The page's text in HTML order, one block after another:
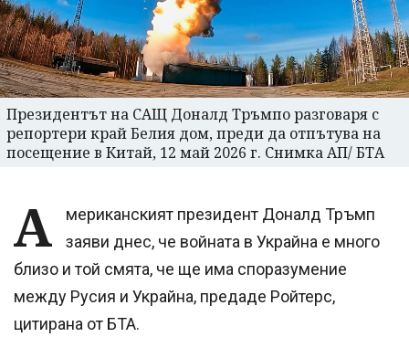
Президентът на САЩ Доналд Тръмпо разговаря с
репортери край Белия дом, преди да отпътува на
посещение в Китай, 12 май 2026 г. Снимка АП/ БТА
А
мериканският президент Доналд Тръмп
заяви днес, че войната в Украйна е много
близо и той смята, че ще има споразумение
между Русия и Украйна, предаде Ройтерс,
цитирана от БТА.